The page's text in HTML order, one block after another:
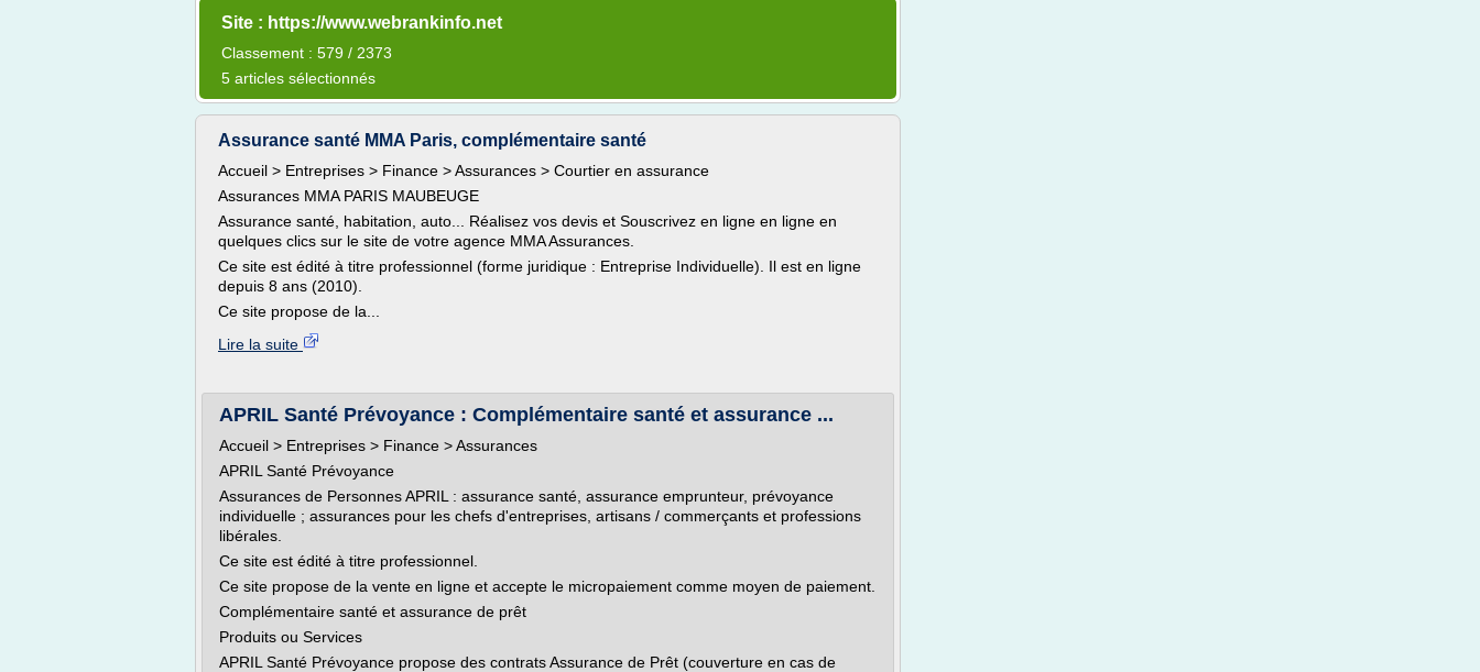
Site : https://www.webrankinfo.net
Classement : 579 / 2373
5 articles sélectionnés
Assurance santé MMA Paris, complémentaire santé
Accueil > Entreprises > Finance > Assurances > Courtier en assurance
Assurances MMA PARIS MAUBEUGE
Assurance santé, habitation, auto... Réalisez vos devis et Souscrivez en ligne en ligne en
quelques clics sur le site de votre agence MMA Assurances.
Ce site est édité à titre professionnel (forme juridique : Entreprise Individuelle). Il est en ligne
depuis 8 ans (2010).
Ce site propose de la...
Lire la suite
APRIL Santé Prévoyance : Complémentaire santé et assurance ...
Accueil > Entreprises > Finance > Assurances
APRIL Santé Prévoyance
Assurances de Personnes APRIL : assurance santé, assurance emprunteur, prévoyance
individuelle ; assurances pour les chefs d'entreprises, artisans / commerçants et professions
libérales.
Ce site est édité à titre professionnel.
Ce site propose de la vente en ligne et accepte le micropaiement comme moyen de paiement.
Complémentaire santé et assurance de prêt
Produits ou Services
APRIL Santé Prévoyance propose des contrats Assurance de Prêt (couverture en cas de